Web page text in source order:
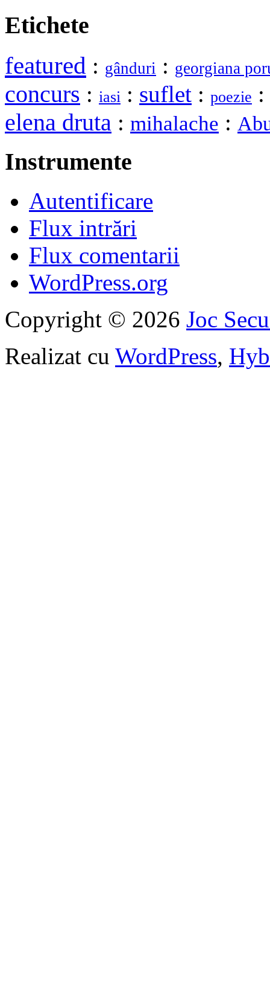
Etichete
featured : gânduri : georgiana
concurs : iasi : suflet : poezie :
elena druta : mihalache :
Instrumente
Autentificare
Flux intrări
Flux comentarii
WordPress.org
Copyright © 2026 Joc
Realizat cu WordPress,